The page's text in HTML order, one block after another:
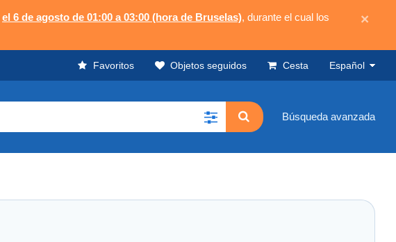
el 6 de agosto de 01:00 a 03:00 (hora de Bruselas), durante el cual los
×
Favoritos Objetos seguidos Cesta Español
Búsqueda avanzada